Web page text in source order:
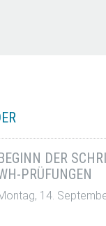
DER
PRÜFUNGEN
14.